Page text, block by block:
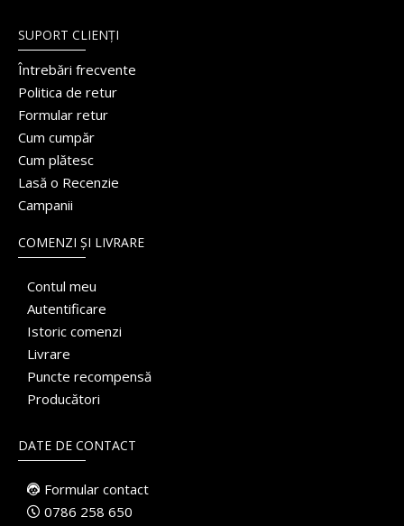
SUPORT CLIENȚI
Întrebări frecvente
Politica de retur
Formular retur
Cum cumpăr
Cum plătesc
Lasă o Recenzie
Campanii
COMENZI ȘI LIVRARE
Contul meu
Autentificare
Istoric comenzi
Livrare
Puncte recompensă
Producători
DATE DE CONTACT
Formular contact
0786 258 650